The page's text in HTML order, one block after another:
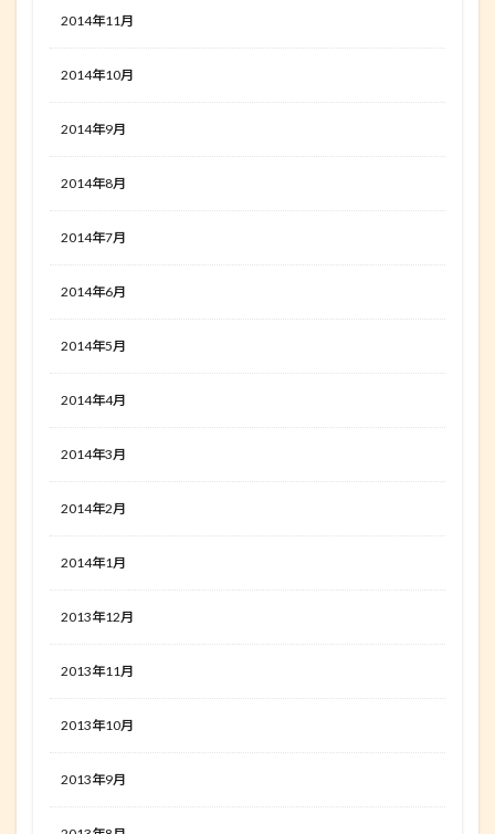
2014年11月
2014年10月
2014年9月
2014年8月
2014年7月
2014年6月
2014年5月
2014年4月
2014年3月
2014年2月
2014年1月
2013年12月
2013年11月
2013年10月
2013年9月